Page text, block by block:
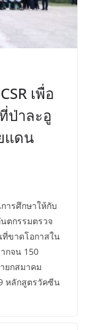
เพื่อ
ป่าละอู
แดน
ารศึกษาให้กับ
ตกรรมตรวจ
ขาดโอกาสใน
กจน 150
ยกสมาคม
หลักสูตรวัคซีน